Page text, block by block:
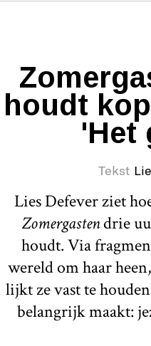
houdt
'Het
Tekst
Lies Defever ziet
Zomergastendrie
houdt. Via
wereld om haar
lijkt ze vast te
belangrijk maakt: